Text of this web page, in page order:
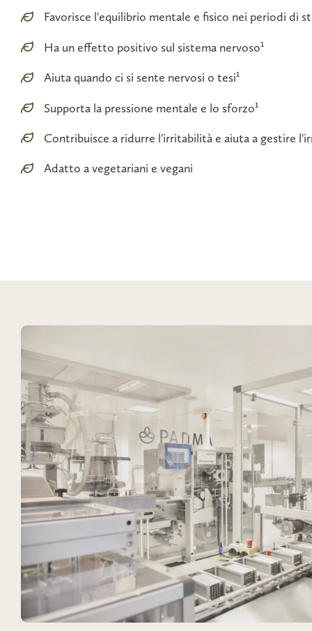
Favorisce l'equilibrio mentale e fisico nei periodi di
Ha un effetto positivo sul sistema nervoso¹
Aiuta quando ci si sente nervosi o tesi¹
Supporta la pressione mentale e lo sforzo¹
Contribuisce a ridurre l'irritabilità e aiuta a gestire
Adatto a vegetariani e vegani